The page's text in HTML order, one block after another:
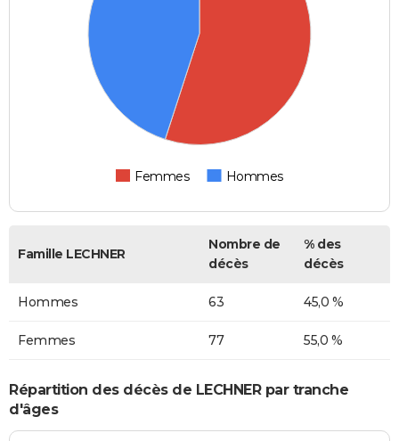
Femmes Hommes
Famille LECHNER
Nombre de
décès
% des
décès
Hommes 63 45,0 %
Femmes 77 55,0 %
Répartition des décès de LECHNER par tranche
d'âges